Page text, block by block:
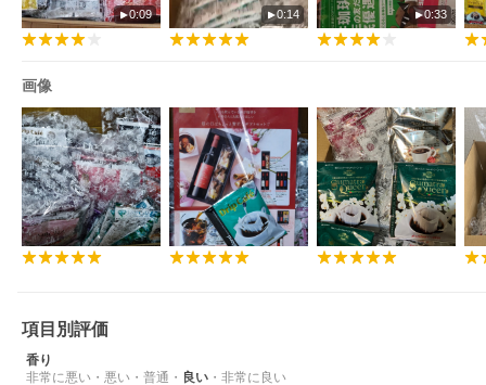
0:09 0:14 0:33
画像
項目別評価
香り
非常に悪い ・ 悪い ・ 普通 ・ 良い ・ 非常に良い